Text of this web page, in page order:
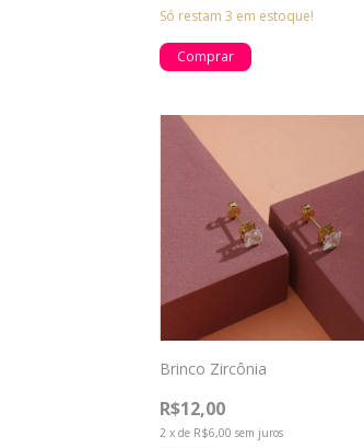
Só restam3 em estoque!
Brinco Zircônia
R$12,00
2 xde R$6,00 sem juros